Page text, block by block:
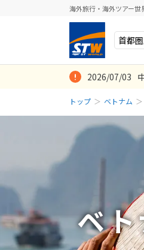
海外旅行・海外ツアー
ヨーロッパ
中近東・トル
アフリカ
アメリカ・カ
中南米・カリ
モルディブ・
人気のテーマ
お得な旅
誰と行く？
2026/07/03
トップ ベトナム
ベ